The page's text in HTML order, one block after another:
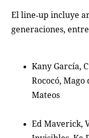
El line‑up incluye
generaciones,
Kany García,
Rococó, Mago
Mateos
Ed Maverick,